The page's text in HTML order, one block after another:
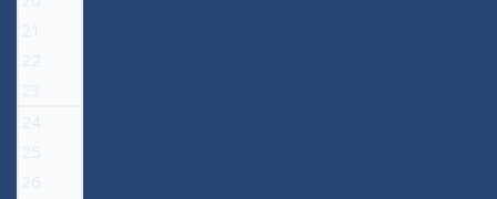
21
22
23
24
25
26